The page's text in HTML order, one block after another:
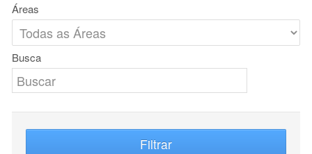
Áreas
Busca
Filtrar